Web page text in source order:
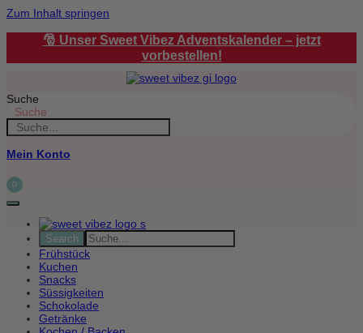
Zum Inhalt springen
🎅 Unser Sweet Vibez Adventskalender – jetzt
vorbestellen!
Suche
Suche
Mein Konto
0
Frühstück
Kuchen
Snacks
Süssigkeiten
Schokolade
Getränke